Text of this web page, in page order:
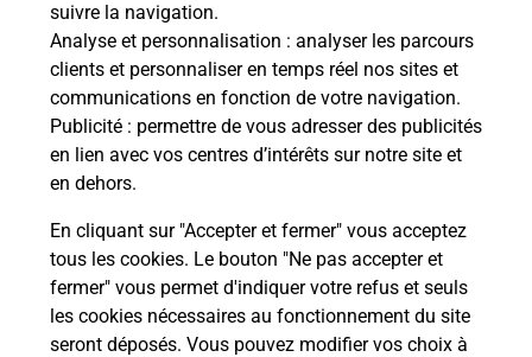
suivre la navigation.
Analyse et personnalisation : analyser les parcours
clients et personnaliser en temps réel nos sites et
communications en fonction de votre navigation.
Publicité : permettre de vous adresser des publicités
en lien avec vos centres d’intérêts sur notre site et
en dehors.
En cliquant sur "Accepter et fermer" vous acceptez
tous les cookies. Le bouton "Ne pas accepter et
fermer" vous permet d'indiquer votre refus et seuls
les cookies nécessaires au fonctionnement du site
seront déposés. Vous pouvez modifier vos choix à
Ouvert 24h/24
En savoir plus
BEAUREVOIR
BOULANGERIE DIMANCHE DAVID